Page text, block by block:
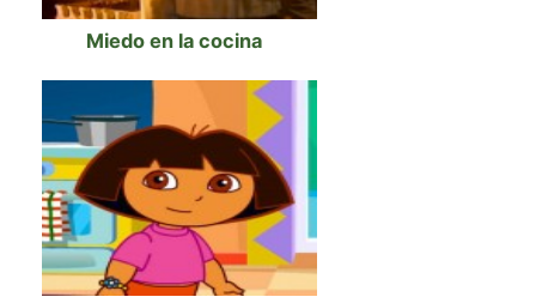
Miedo en la cocina